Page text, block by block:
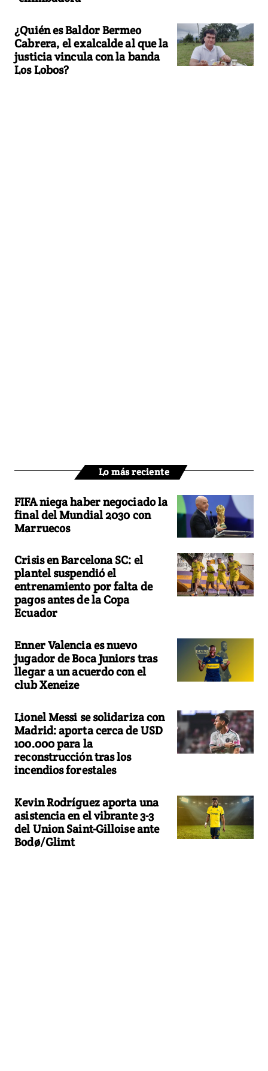
¿Quién es Baldor Bermeo
Cabrera, el exalcalde al que la
justicia vincula con la banda
Los Lobos?
Lo más reciente
FIFA niega haber negociado la
final del Mundial 2030 con
Marruecos
Crisis en Barcelona SC: el
plantel suspendió el
entrenamiento por falta de
pagos antes de la Copa
Ecuador
Enner Valencia es nuevo
jugador de Boca Juniors tras
llegar a un acuerdo con el
club Xeneize
Lionel Messi se solidariza con
Madrid: aporta cerca de USD
100.000 para la
reconstrucción tras los
incendios forestales
Kevin Rodríguez aporta una
asistencia en el vibrante 3-3
del Union Saint-Gilloise ante
Bodø/Glimt